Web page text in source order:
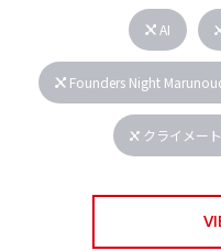
AI
Founders Night
クライメー